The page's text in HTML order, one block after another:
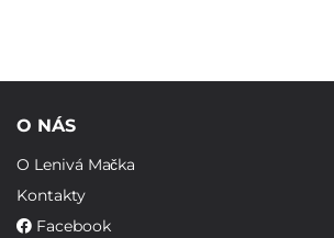
O NÁS
O Lenivá Mačka
Kontakty
Facebook